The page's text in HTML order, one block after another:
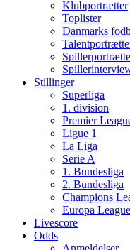
Klubportrætter
Toplister
Danmarks
Stillinger
Superliga
1. division
Premier
Ligue 1
La Liga
Serie A
1. Bundesliga
2. Bundesliga
Champions
Europa League
Livescore
Odds